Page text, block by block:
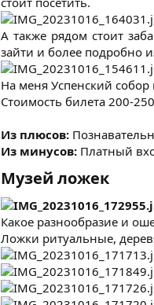
А также рядом стоит
зайти и более подробно
На меня Успенский собор
Стоимость билета 200-
Из плюсов:
Из минусов: Платный
Музей ложек​
Какое разнообразие и
Ложки ритуальные,